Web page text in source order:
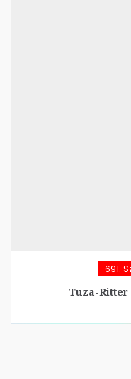
691.
Tuza-Ritter